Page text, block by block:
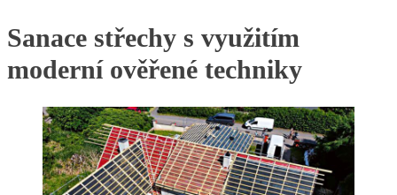
Sanace střechy s využitím
moderní ověřené techniky